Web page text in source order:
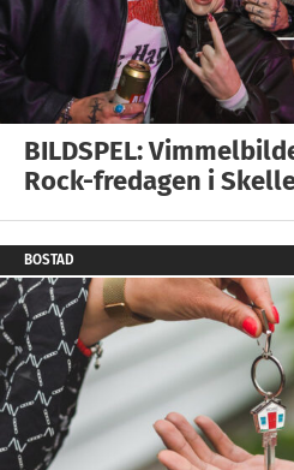
BILDSPEL:
Rock-fredagen i
BOSTAD